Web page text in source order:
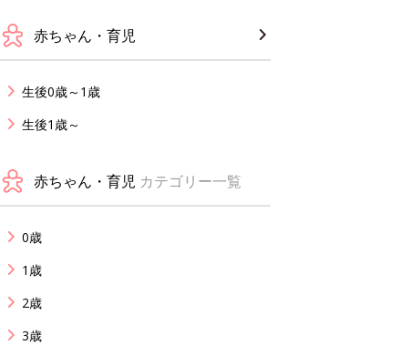
赤ちゃん・育児
生後0歳～1歳
生後1歳～
赤ちゃん・育児 カテゴリー一覧
0歳
1歳
2歳
3歳